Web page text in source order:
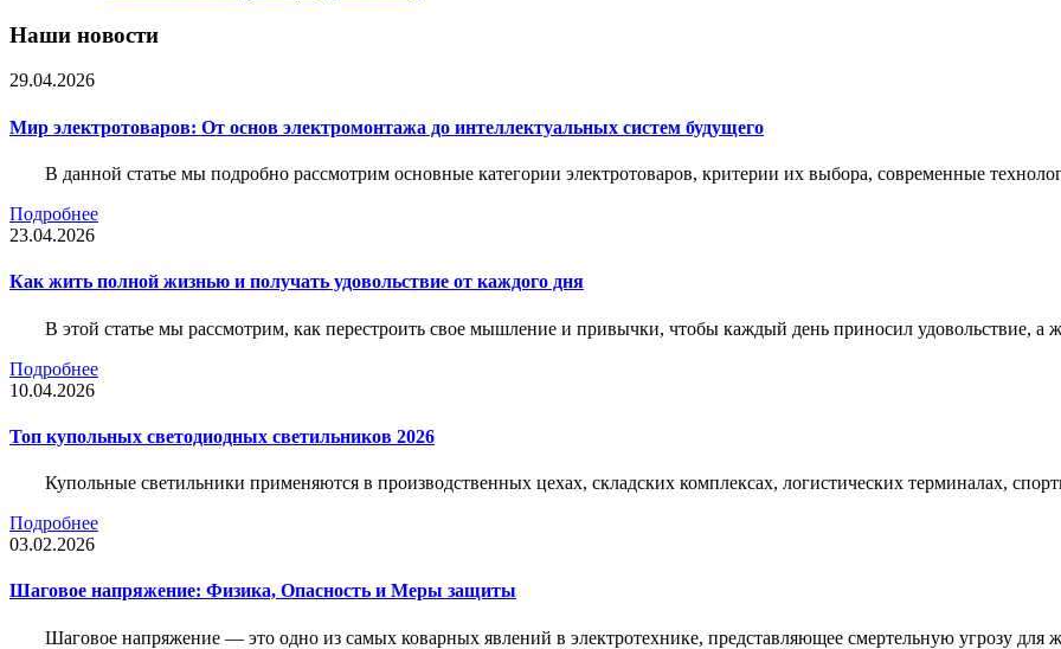
Наши новости
29.04.2026
Мир электротоваров: От основ электромонтажа до интеллектуальных систем будущего
В данной статье мы подробно рассмотрим основные категории электротоваров, критерии их выбора, современные
Подробнее
23.04.2026
Как жить полной жизнью и получать удовольствие от каждого дня
В этой статье мы рассмотрим, как перестроить свое мышление и привычки, чтобы каждый день приносил удовольствие, а
Подробнее
10.04.2026
Топ купольных светодиодных светильников 2026
Купольные светильники применяются в производственных цехах, складских комплексах, логистических терминалах,
Подробнее
03.02.2026
Шаговое напряжение: Физика, Опасность и Меры защиты
Шаговое напряжение — это одно из самых коварных явлений в электротехнике, представляющее смертельную угрозу для